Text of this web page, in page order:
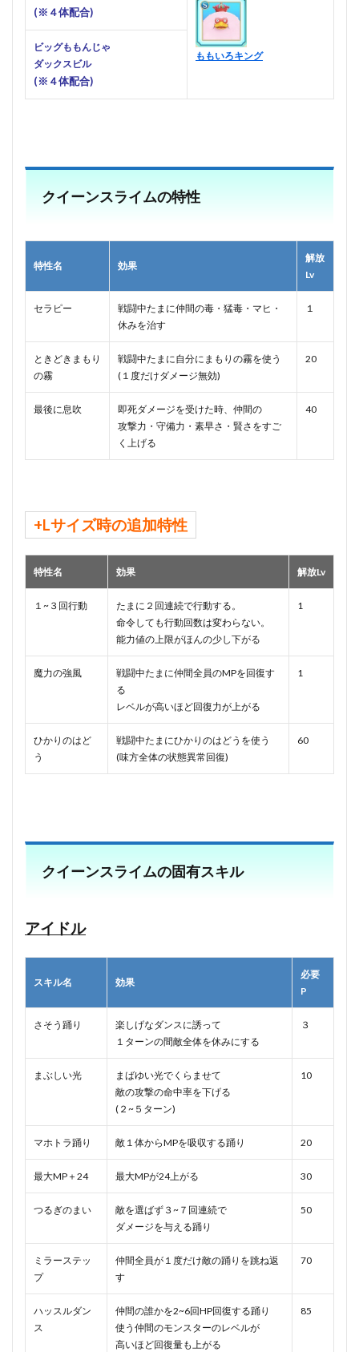
(※４体配合)
ももいろキング
ビッグももんじゃ
ダックスビル
(※４体配合)
クイーンスライムの特性
特性名 効果
解放
Lv
セラピー
戦闘中たまに仲間の毒・猛毒・マヒ・
休みを治す
１
ときどきまもり
の霧
戦闘中たまに自分にまもりの霧を使う
(１度だけダメージ無効)
20
最後に息吹
即死ダメージを受けた時、仲間の
攻撃力・守備力・素早さ・賢さをすご
く上げる
40
+Lサイズ時の追加特性
特性名 効果 解放Lv
１~３回行動
たまに２回連続で行動する。
命令しても行動回数は変わらない。
能力値の上限がほんの少し下がる
1
魔力の強風
戦闘中たまに仲間全員のMPを回復す
る
レベルが高いほど回復力が上がる
1
ひかりのはど
う
戦闘中たまにひかりのはどうを使う
(味方全体の状態異常回復)
60
クイーンスライムの固有スキル
アイドル
スキル名 効果
必要
P
さそう踊り
楽しげなダンスに誘って
１ターンの間敵全体を休みにする
３
まぶしい光
まばゆい光でくらませて
敵の攻撃の命中率を下げる
(２~５ターン)
10
マホトラ踊り 敵１体からMPを吸収する踊り 20
最大MP＋24 最大MPが24上がる 30
つるぎのまい
敵を選ばず３~７回連続で
ダメージを与える踊り
50
ミラーステッ
プ
仲間全員が１度だけ敵の踊りを跳ね返
す
70
ハッスルダン
ス
仲間の誰かを2~6回HP回復する踊り
使う仲間のモンスターのレベルが
高いほど回復量も上がる
85